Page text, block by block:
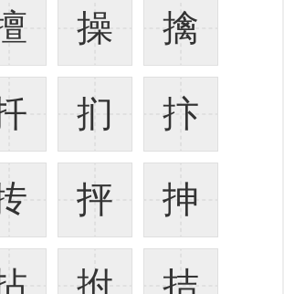
操 擒
扪 抃
抨 抻
拊 拮